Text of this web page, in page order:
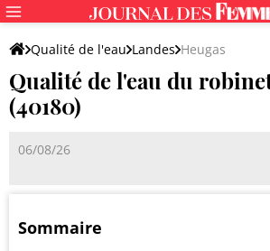
Qualité de l'eau Landes Heugas
Qualité de l'eau du
(40180)
06/08/26
Sommaire